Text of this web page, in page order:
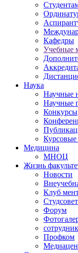
Кафедры
Учебные
Наука
Научные
Научные
Конкурсы
Медицина
МНОЦ
Жизнь
Новости
Клуб
Студсовет
Форум
Профком